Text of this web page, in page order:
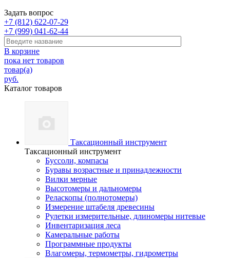
Задать вопрос
+7 (812) 622-07-29
+7 (999) 041-62-44
В корзине
пока нет товаров
товар(а)
руб.
Каталог товаров
Таксационный инструмент
Таксационный инструмент
Буссоли, компасы
Буравы возрастные и принадлежности
Вилки мерные
Высотомеры и дальномеры
Реласкопы (полнотомеры)
Измерение штабеля древесины
Рулетки измерительные, длиномеры нитевые
Инвентаризация леса
Камеральные работы
Программные продукты
Влагомеры, термометры, гидрометры